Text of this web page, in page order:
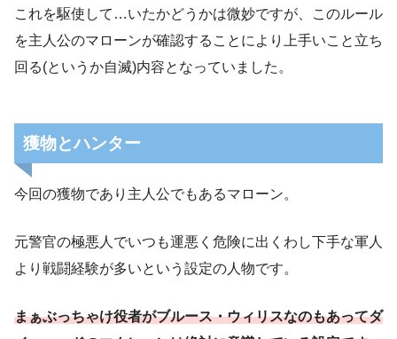
これを駆使して…いたかどうかは微妙ですが、このルール
を主人公のマローンが確認することにより上手いこと立ち
回る(というか自滅)内容となっていました。
獲物とハンター
今回の獲物であり主人公でもあるマローン。
元警官の極悪人でいつも運悪く危険に出くわし下手な軍人
より戦闘経験が多いという設定の人物です。
まぁぶっちゃけ役者がブルース・ウィリスなのもあってダ